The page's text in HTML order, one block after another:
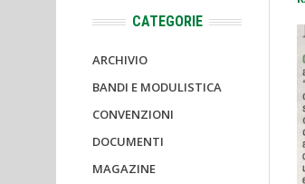
CATEGORIE
ARCHIVIO
BANDI E MODULISTICA
CONVENZIONI
DOCUMENTI
MAGAZINE